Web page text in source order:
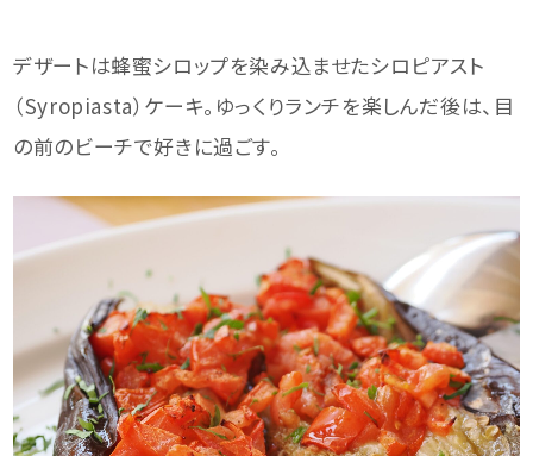
デザートは蜂蜜シロップを染み込ませたシロピアスト
（Syropiasta）ケーキ。ゆっくりランチを楽しんだ後は、目
の前のビーチで好きに過ごす。